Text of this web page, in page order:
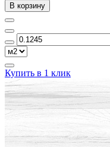
В корзину
Купить в 1 клик